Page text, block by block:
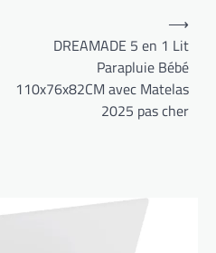
DREAMADE 5 en 1 Lit
Parapluie Bébé
110x76x82CM avec Matelas
2025 pas cher
⟶